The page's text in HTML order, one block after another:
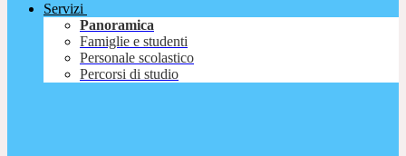
Servizi
Panoramica
Famiglie e studenti
Personale scolastico
Percorsi di studio